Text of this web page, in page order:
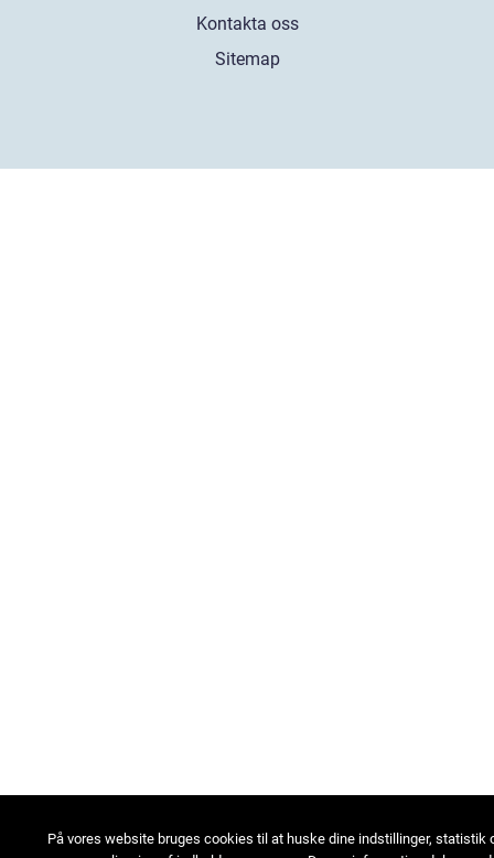
Kontakta oss
Sitemap
På vores website bruges cookies til at huske dine indstillinger, statistik